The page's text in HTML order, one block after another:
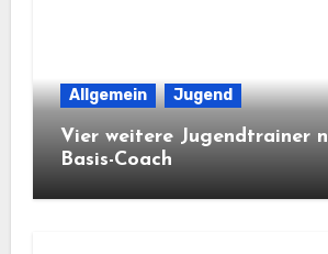
Allgemein Jugend
Vier weitere Jugendtrainer
Basis-Coach